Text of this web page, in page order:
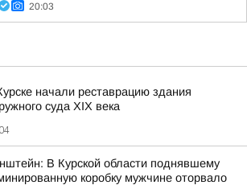
20:03
начали реставрацию здания
суда XIX века
В Курской области поднявшему
коробку мужчине оторвало